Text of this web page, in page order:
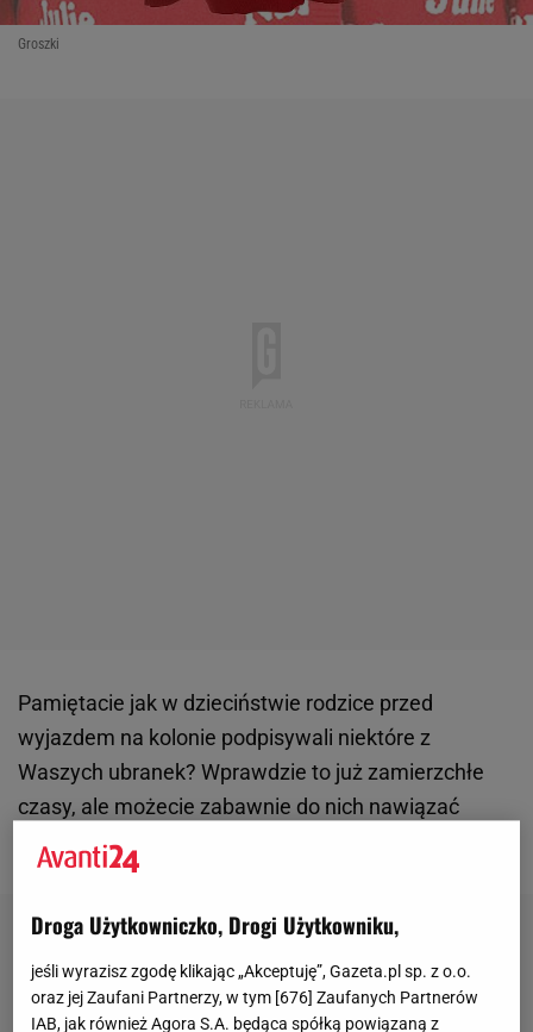
Groszki
Pamiętacie jak w dzieciństwie rodzice przed
wyjazdem na kolonie podpisywali niektóre z
Waszych ubranek? Wprawdzie to już zamierzchłe
czasy, ale możecie zabawnie do nich nawiązać
podczasświątecznych
Droga Użytkowniczko, Drogi Użytkowniku,
jeśli wyrazisz zgodę klikając „Akceptuję”, Gazeta.pl sp. z o.o.
oraz jej Zaufani Partnerzy, w tym [676] Zaufanych Partnerów
IAB, jak również Agora S.A. będąca spółką powiązaną z